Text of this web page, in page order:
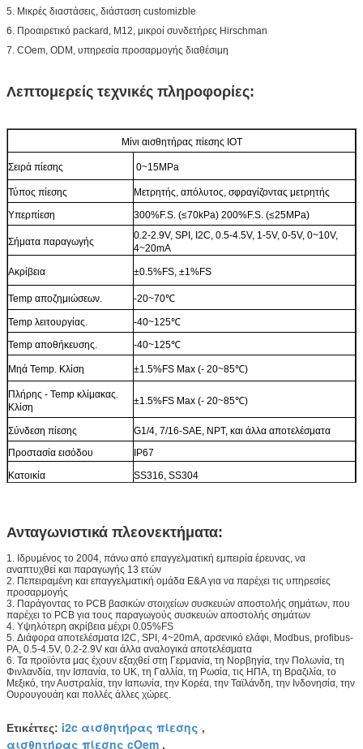
5. Μικρές διαστάσεις, διάσταση customizble
6. Προαιρετικό packard, M12, μικροί συνδετήρες Hirschman
7. COem, ODM, υπηρεσία προσαρμογής διαθέσιμη
Λεπτομερείς τεχνικές πληροφορίες:
Μίνι αισθητήρας πίεσης IOT
Σειρά πίεσης 0~15MPa
Τύπος πίεσης
Μετρητής, απόλυτος, σφραγίζοντας μετρητής
Υπερπίεση
300%F.S. (≤70kPa) 200%F.S. (≤25MPa)
Σήματα παραγωγής
0.2-2.9V, SPI, I2C, 0.5-4.5V, 1-5V, 0-5V, 0~10V,
4~20mA
Ακρίβεια ±0.5%FS, ±1%FS
Temp αποζημιώσεων. -20~70℃
Temp λειτουργίας.
-40~125℃
Temp αποθήκευσης.
-40~125℃
Μηά Temp. Κλίση ±1.5%FS Max (- 20~85℃)
Πλήρης - Temp κλίμακας.
Κλίση
±1.5%FS Max (- 20~85℃)
Σύνδεση πίεσης
G1/4, 7/16-SAE, NPT, και άλλα αποτελέσματα
Προστασία εισόδου
IP67
Κατοικία
SS316, SS304
Ανταγωνιστικά πλεονεκτήματα:
1. Ιδρυμένος το 2004, πάνω από επαγγελματική εμπειρία έρευνας, να
αναπτυχθεί και παραγωγής 13 ετών
2. Πεπειραμένη και επαγγελματική ομάδα Ε&Α για να παρέχει τις υπηρεσίες
προσαρμογής
3. Παράγοντας το PCB βασικών στοιχείων συσκευών αποστολής σημάτων, που
παρέχει το PCB για τους παραγωγούς συσκευών αποστολής σημάτων
4. Υψηλότερη ακρίβεια μέχρι 0.05%FS
5. Διάφορα αποτελέσματα I2C, SPI, 4~20mA, αρσενικό ελάφι, Modbus, profibus-
PA, 0.5-4.5V, 0.2-2.9V και άλλα αναλογικά αποτελέσματα
6. Τα προϊόντα μας έχουν εξαχθεί στη Γερμανία, τη Νορβηγία, την Πολωνία, τη
Φινλανδία, την Ισπανία, το UK, τη Γαλλία, τη Ρωσία, τις ΗΠΑ, τη Βραζιλία, το
Μεξικό, την Αυστραλία, την Ιαπωνία, την Κορέα, την Ταϊλάνδη, την Ινδονησία, την
Ουρουγουάη και πολλές άλλες χώρες.
Ετικέττες: i2c αισθητήρας πίεσης ,
αισθητήρας πίεσης cOem ,